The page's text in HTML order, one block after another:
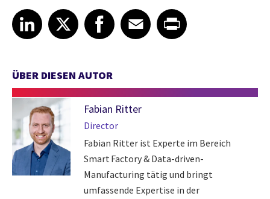
Share article on LinkedIn
LinkedIn
Share article on XShare article on Facebook
Facebook
Share article on Email
EmailShare article on Print
ÜBER DIESEN AUTOR
Fabian Ritter
Director
Fabian Ritter ist Experte im Bereich
Smart Factory & Data-driven-
Manufacturing tätig und bringt
umfassende Expertise in der